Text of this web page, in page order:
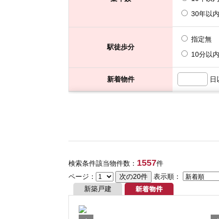
検索条件該当物件数： 1557件
ページ：
表示順：
新築戸建